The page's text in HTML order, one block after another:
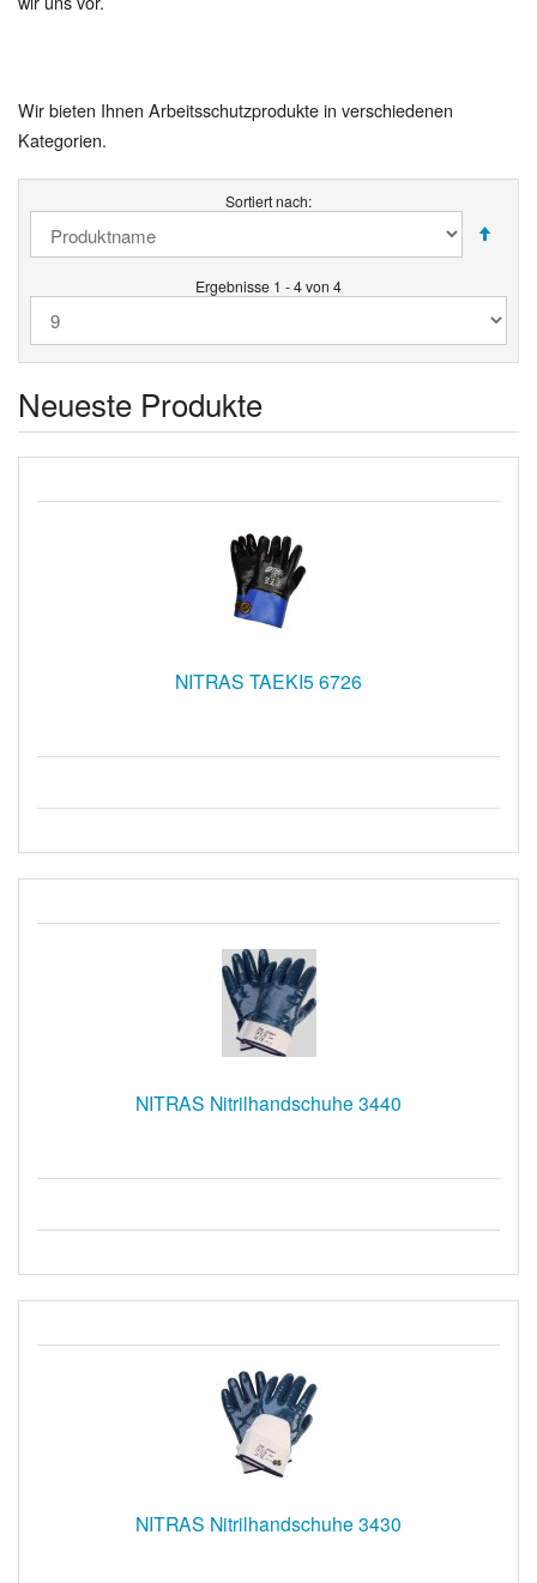
Wir bieten Ihnen Arbeitsschutzprodukte in verschiedenen
Kategorien.
Sortiert nach:
Ergebnisse 1 - 4 von 4
Neueste Produkte
NITRAS TAEKI5 6726
NITRAS Nitrilhandschuhe 3440
NITRAS Nitrilhandschuhe 3430